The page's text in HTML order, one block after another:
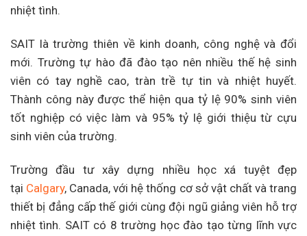
nhiệt tình.
SAIT là trường thiên về kinh doanh, công nghệ và đổi
mới. Trường tự hào đã đào tạo nên nhiều thế hệ sinh
viên có tay nghề cao, tràn trề tự tin và nhiệt huyết.
Thành công này được thể hiện qua tỷ lệ 90% sinh viên
tốt nghiệp có việc làm và 95% tỷ lệ giới thiệu từ cựu
sinh viên của trường.
Trường đầu tư xây dựng nhiều học xá tuyệt đẹp
tại Calgary, Canada, với hệ thống cơ sở vật chất và trang
thiết bị đẳng cấp thế giới cùng đội ngũ giảng viên hỗ trợ
nhiệt tình. SAIT có 8 trường học đào tạo từng lĩnh vực